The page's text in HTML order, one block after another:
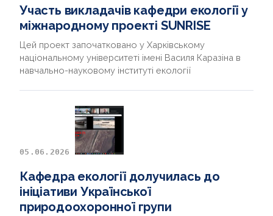
Участь викладачів кафедри екології у
міжнародному проекті SUNRISE
Цей проект започатковано у Харківському
національному університеті імені Василя Каразіна в
навчально-науковому інституті екології
05.06.2026
Кафедра екології долучилась до
ініціативи Української
природоохоронної групи